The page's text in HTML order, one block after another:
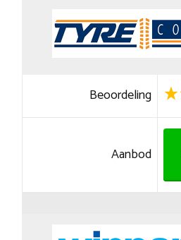
Beoordeling
Aanbod